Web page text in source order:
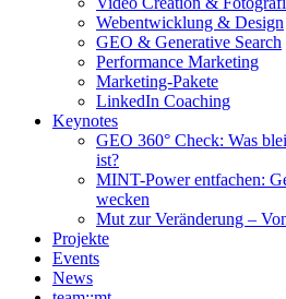
Webentwicklung & Design
GEO & Generative Search
Performance Marketing
Marketing-Pakete
LinkedIn Coaching
Keynotes
GEO 360° Check: Was
ist?
MINT-Power entfachen:
wecken
Mut zur Veränderung –
Projekte
Events
News